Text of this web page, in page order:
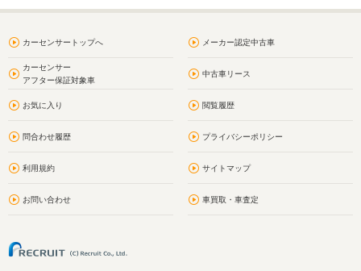
カーセンサートップへ メーカー認定中古車
カーセンサー
アフター保証対象車
中古車リース
お気に入り 閲覧履歴
問合わせ履歴 プライバシーポリシー
利用規約 サイトマップ
お問い合わせ 車買取・車査定